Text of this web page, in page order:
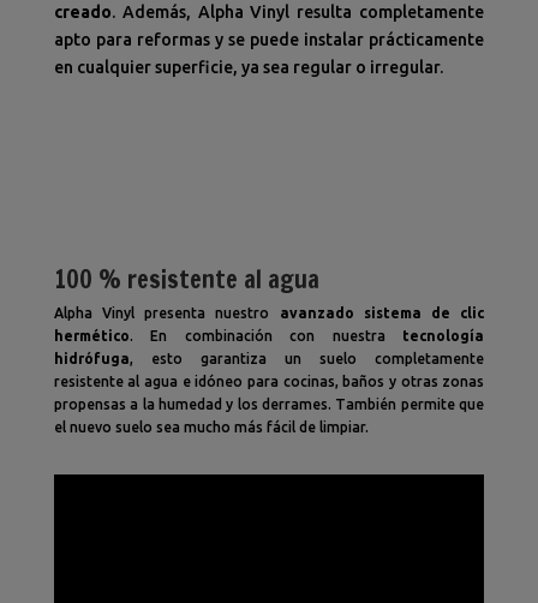
creado. Además, Alpha Vinyl resulta completamente
apto para reformas y se puede instalar prácticamente
en cualquier superficie, ya sea regular o irregular.
100 % resistente al agua
Alpha Vinyl presenta nuestro
avanzado sistema de clic
hermético. En combinación con nuestra tecnología
hidrófuga, esto garantiza un suelo completamente
resistente al agua e idóneo para cocinas, baños y otras zonas
propensas a la humedad y los derrames. También permite que
el nuevo suelo sea mucho más fácil de limpiar.